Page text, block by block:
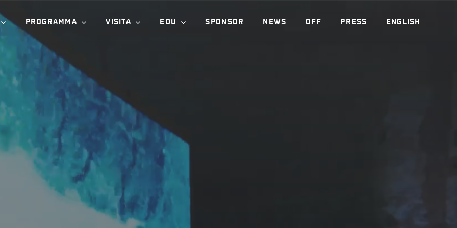
PROGRAMMA VISITA EDU SPONSOR NEWS OFF PRESS ENGLISH